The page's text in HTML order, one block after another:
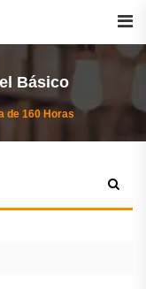
Curso
Básico
de 160 Horas